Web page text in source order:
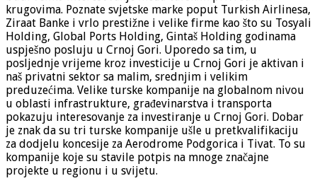
krugovima. Poznate svjetske marke poput Turkish Airlinesa,
Ziraat Banke i vrlo prestižne i velike firme kao što su Tosyali
Holding, Global Ports Holding, Gintaš Holding godinama
uspješno posluju u Crnoj Gori. Uporedo sa tim, u
posljednje vrijeme kroz investicije u Crnoj Gori je aktivan i
naš privatni sektor sa malim, srednjim i velikim
preduzećima. Velike turske kompanije na globalnom nivou
u oblasti infrastrukture, građevinarstva i transporta
pokazuju interesovanje za investiranje u Crnoj Gori. Dobar
je znak da su tri turske kompanije ušle u pretkvalifikaciju
za dodjelu koncesije za Aerodrome Podgorica i Tivat. To su
kompanije koje su stavile potpis na mnoge značajne
projekte u regionu i u svijetu.